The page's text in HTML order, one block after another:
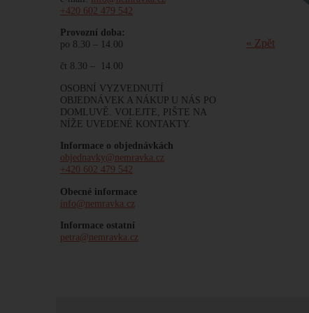
+420 602 479 542
Provozní doba:
po 8.30 – 14.00
čt 8.30 – 14.00
OSOBNÍ VYZVEDNUTÍ
OBJEDNÁVEK A NÁKUP U NÁS PO
DOMLUVĚ. VOLEJTE, PIŠTE NA
NÍŽE UVEDENÉ KONTAKTY.
Informace o objednávkách
objednavky@nemravka.cz
+420 602 479 542
Obecné informace
info@nemravka.cz
Informace ostatní
petra@nemravka.cz
« Zpět